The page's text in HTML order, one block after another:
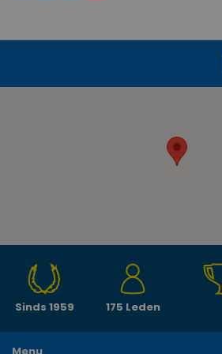
Sinds 1959 175 Leden